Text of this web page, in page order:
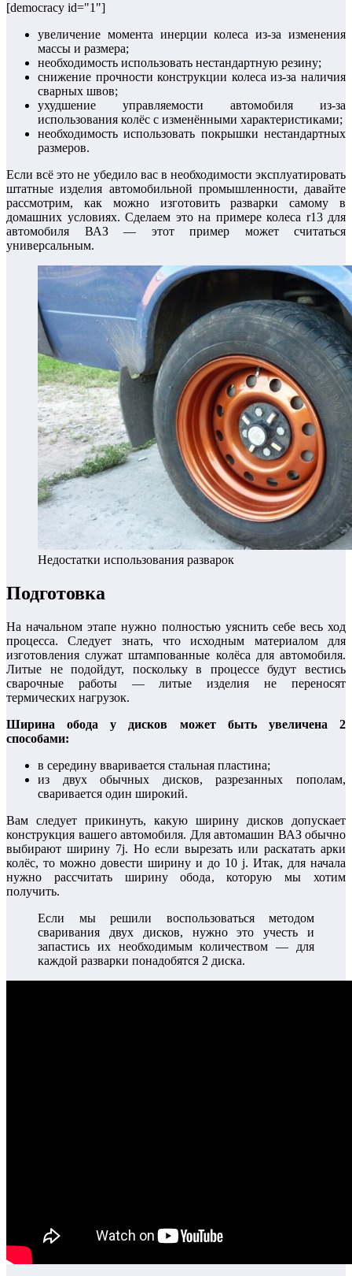
[democracy id="1"]
увеличение момента инерции колеса из-за изменения
массы и размера;
необходимость использовать нестандартную резину;
снижение прочности конструкции колеса из-за наличия
сварных швов;
ухудшение управляемости автомобиля из-за
использования колёс с изменёнными характеристиками;
необходимость использовать покрышки нестандартных
размеров.
Если всё это не убедило вас в необходимости эксплуатировать
штатные изделия автомобильной промышленности, давайте
рассмотрим, как можно изготовить разварки самому в
домашних условиях. Сделаем это на примере колеса r13 для
автомобиля ВАЗ — этот пример может считаться
универсальным.
Недостатки использования разварок
Подготовка
На начальном этапе нужно полностью уяснить себе весь ход
процесса. Следует знать, что исходным материалом для
изготовления служат штампованные колёса для автомобиля.
Литые не подойдут, поскольку в процессе будут вестись
сварочные работы — литые изделия не переносят
термических нагрузок.
Ширина обода у дисков может быть увеличена 2
способами:
в середину вваривается стальная пластина;
из двух обычных дисков, разрезанных пополам,
сваривается один широкий.
Вам следует прикинуть, какую ширину дисков допускает
конструкция вашего автомобиля. Для автомашин ВАЗ обычно
выбирают ширину 7j. Но если вырезать или раскатать арки
колёс, то можно довести ширину и до 10 j. Итак, для начала
нужно рассчитать ширину обода, которую мы хотим
получить.
Если мы решили воспользоваться методом
сваривания двух дисков, нужно это учесть и
запастись их необходимым количеством — для
каждой разварки понадобятся 2 диска.